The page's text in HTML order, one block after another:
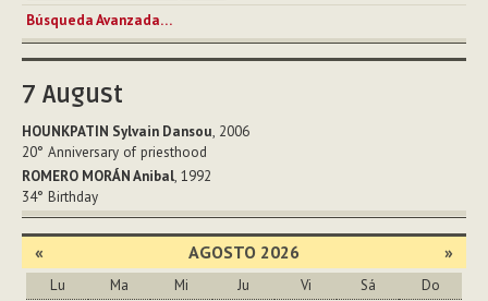
Búsqueda Avanzada…
7 August
HOUNKPATIN Sylvain Dansou, 2006
20° Anniversary of priesthood
ROMERO MORÁN Anibal, 1992
34° Birthday
« AGOSTO 2026 »
Lu Ma Mi Ju Vi Sá Do